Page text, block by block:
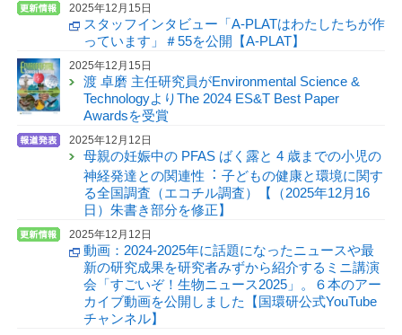
2025年12月15日
スタッフインタビュー「A-PLATはわたしたちが作
っています」＃55を公開【A-PLAT】
2025年12月15日
渡 卓磨 主任研究員がEnvironmental Science &
TechnologyよりThe 2024 ES&T Best Paper
Awardsを受賞
2025年12月12日
⺟親の妊娠中の PFAS ばく露と 4 歳までの⼩児の
神経発達との関連性︓ ⼦どもの健康と環境に関す
る全国調査（エコチル調査）【（2025年12月16
日）朱書き部分を修正】
2025年12月12日
動画：2024-2025年に話題になったニュースや最
新の研究成果を研究者みずから紹介するミニ講演
会「すごいぞ！生物ニュース2025」。６本のアー
カイブ動画を公開しました【国環研公式YouTube
チャンネル】